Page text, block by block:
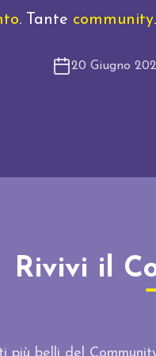
. Tante community
20 Giugno
Rivivi il